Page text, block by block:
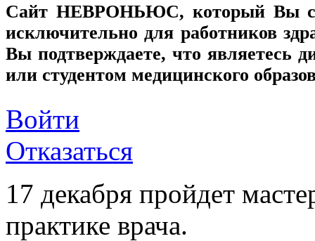
Сайт НЕВРОНЬЮС, который Вы
исключительно для работников
Вы подтверждаете, что являетесь
или студентом медицинского
Войти
Отказаться
17 декабря пройдет
практике врача.